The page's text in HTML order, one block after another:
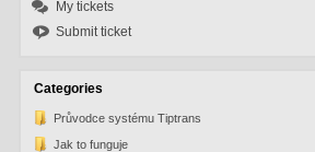
My tickets
Submit ticket
Categories
Průvodce systému Tiptrans
Jak to funguje